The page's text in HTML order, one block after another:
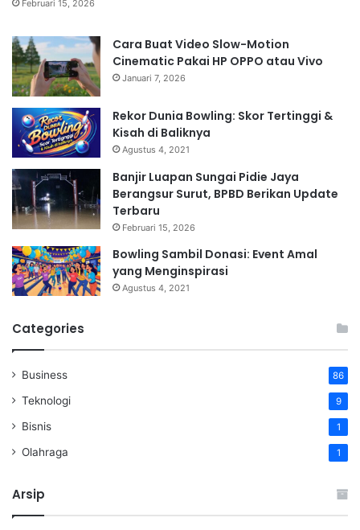
Februari 15, 2026
Cara Buat Video Slow-Motion
Cinematic Pakai HP OPPO atau Vivo
Januari 7, 2026
Rekor Dunia Bowling: Skor Tertinggi &
Kisah di Baliknya
Agustus 4, 2021
Banjir Luapan Sungai Pidie Jaya
Berangsur Surut, BPBD Berikan Update
Terbaru
Februari 15, 2026
Bowling Sambil Donasi: Event Amal
yang Menginspirasi
Agustus 4, 2021
Categories
Business 86
Teknologi 9
Bisnis 1
Olahraga 1
Arsip